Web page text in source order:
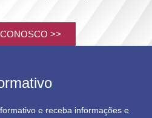
>>
e receba informações e